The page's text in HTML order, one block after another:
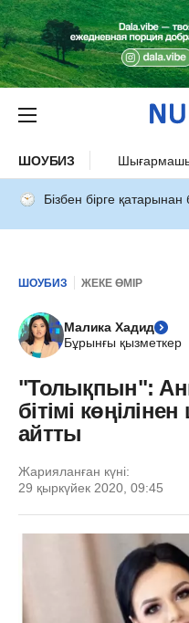
ШОУБИЗ
Бізбен бірге қатарынан
ШОУБИЗ ЖЕКЕ ӨМІР
Малика Хадид
Бұрынғы қызметкер
"Толықпын":
бітімі
айтты
Жарияланған күні:
29 қыркүйек 2020, 09:45